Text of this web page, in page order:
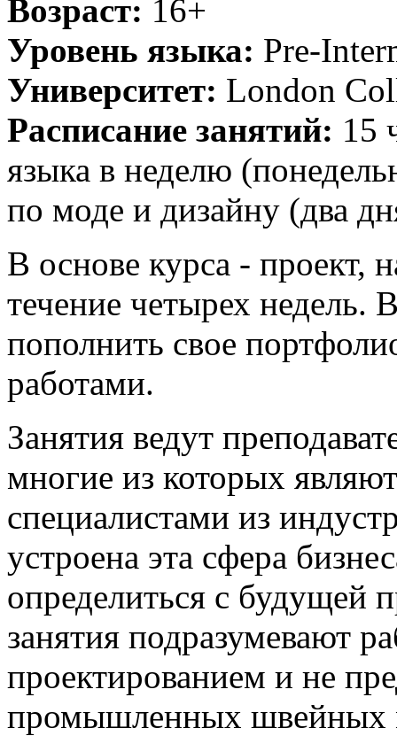
Возраст: 16+
Уровень языка: Pre-
Университет: London
Расписание занятий: 15
языка в неделю
по моде и дизайну (два
В основе курса - проект,
течение четырех недель.
пополнить свое
работами.
Занятия ведут
многие из которых
специалистами из
устроена эта сфера
определиться с будущей
занятия подразумевают
проектированием и не
промышленных